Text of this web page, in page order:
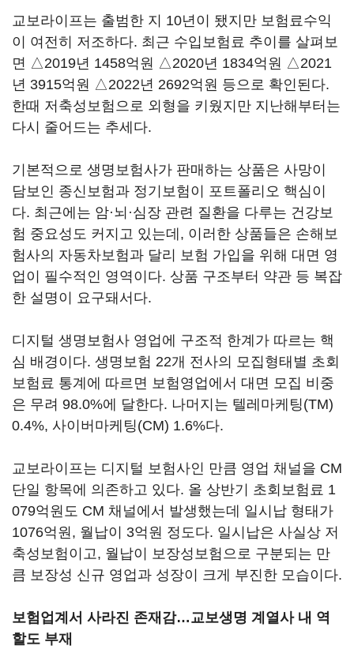
교보라이프는 출범한 지 10년이 됐지만 보험료수익
이 여전히 저조하다. 최근 수입보험료 추이를 살펴보
면 △2019년 1458억원 △2020년 1834억원 △2021
년 3915억원 △2022년 2692억원 등으로 확인된다.
한때 저축성보험으로 외형을 키웠지만 지난해부터는
다시 줄어드는 추세다.
기본적으로 생명보험사가 판매하는 상품은 사망이
담보인 종신보험과 정기보험이 포트폴리오 핵심이
다. 최근에는 암·뇌·심장 관련 질환을 다루는 건강보
험 중요성도 커지고 있는데, 이러한 상품들은 손해보
험사의 자동차보험과 달리 보험 가입을 위해 대면 영
업이 필수적인 영역이다. 상품 구조부터 약관 등 복잡
한 설명이 요구돼서다.
디지털 생명보험사 영업에 구조적 한계가 따르는 핵
심 배경이다. 생명보험 22개 전사의 모집형태별 초회
보험료 통계에 따르면 보험영업에서 대면 모집 비중
은 무려 98.0%에 달한다. 나머지는 텔레마케팅(TM)
0.4%, 사이버마케팅(CM) 1.6%다.
교보라이프는 디지털 보험사인 만큼 영업 채널을 CM
단일 항목에 의존하고 있다. 올 상반기 초회보험료 1
079억원도 CM 채널에서 발생했는데 일시납 형태가
1076억원, 월납이 3억원 정도다. 일시납은 사실상 저
축성보험이고, 월납이 보장성보험으로 구분되는 만
큼 보장성 신규 영업과 성장이 크게 부진한 모습이다.
보험업계서 사라진 존재감…교보생명 계열사 내 역
할도 부재